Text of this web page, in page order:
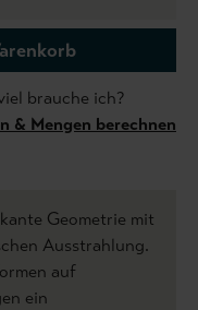
brauche ich?
& Mengen berechnen
Geometrie mit
Ausstrahlung.
auf
ein